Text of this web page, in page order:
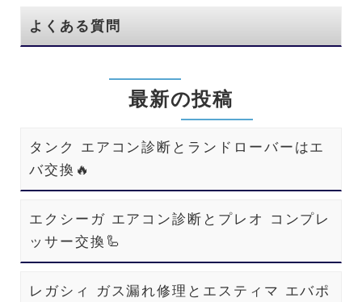
よくある質問
最新の投稿
タンク エアコン診断とランドローバーはエ
バ交換🔥
エクシーガ エアコン診断とプレオ コンプレ
ッサー交換🦾
レガシィ ガス漏れ修理とエスティマ エバポ